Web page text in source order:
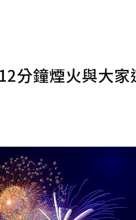
分鐘煙火與大家